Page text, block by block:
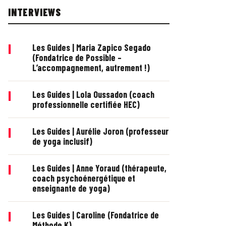
INTERVIEWS
|
Les Guides | Maria Zapico Segado
(Fondatrice de Possible –
L’accompagnement, autrement !)
|
Les Guides | Lola Oussadon (coach
professionnelle certifiée HEC)
|
Les Guides | Aurélie Joron (professeur
de yoga inclusif)
|
Les Guides | Anne Yoraud (thérapeute,
coach psychoénergétique et
enseignante de yoga)
|
Les Guides | Caroline (Fondatrice de